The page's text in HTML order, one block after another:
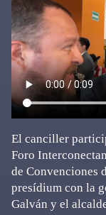
El canciller
Foro
de Convenciones
presídium con la
Galván y el